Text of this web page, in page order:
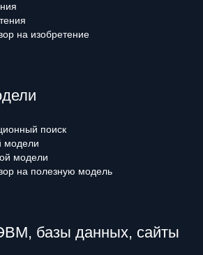
на изобретение
поиск
модели
модели
на полезную модель
базы данных, сайты